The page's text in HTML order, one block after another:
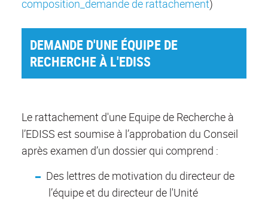
composition_demande de rattachement)
DEMANDE D'UNE ÉQUIPE DE
RECHERCHE À L'EDISS
Le rattachement d'une Equipe de Recherche à
l’EDISS est soumise à l’approbation du Conseil
après examen d’un dossier qui comprend :
Des lettres de motivation du directeur de
l’équipe et du directeur de l'Unité